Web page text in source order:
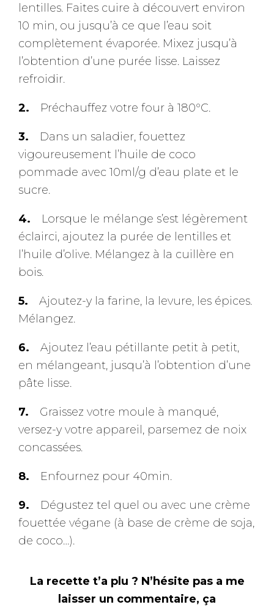
lentilles. Faites cuire à découvert environ
10 min, ou jusqu’à ce que l’eau soit
complètement évaporée. Mixez jusqu’à
l’obtention d’une purée lisse. Laissez
refroidir.
Préchauffez votre four à 180°C.
Dans un saladier, fouettez
vigoureusement l’huile de coco
pommade avec 10ml/g d’eau plate et le
sucre.
Lorsque le mélange s’est légèrement
éclairci, ajoutez la purée de lentilles et
l’huile d’olive. Mélangez à la cuillère en
bois.
Ajoutez-y la farine, la levure, les épices.
Mélangez.
Ajoutez l’eau pétillante petit à petit,
en mélangeant, jusqu’à l’obtention d’une
pâte lisse.
Graissez votre moule à manqué,
versez-y votre appareil, parsemez de noix
concassées.
Enfournez pour 40min.
Dégustez tel quel ou avec une crème
fouettée végane (à base de crème de soja,
de coco…).
La recette t’a plu ? N’hésite pas a me
laisser un commentaire, ça